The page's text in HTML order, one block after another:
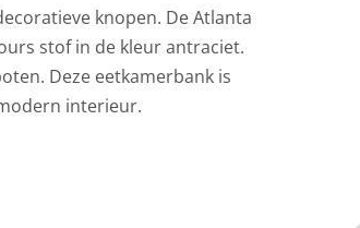
knopen. De Atlanta
stof in de kleur antraciet.
Deze eetkamerbank is
interieur.
van de werkelijkheid.